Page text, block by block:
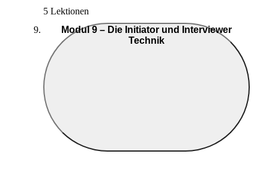
5 Lektionen
Modul 9 – Die Initiator und Interviewer
Technik